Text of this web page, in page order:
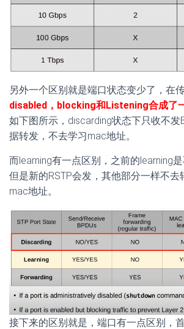
另外一个区别就是端口状态变少了，在
disabled，blocking和Listening合成了
如下图所示，discarding状态下只收不发
据转发，不去学习mac地址。
而learning有一点区别，之前的learning是
但是新的RSTP会发，其他部分一样不去
mac地址。
接下来的区别就是，端口有一点区别，